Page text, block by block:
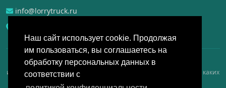
Наш сайт использует cookie. Продолжая
им пользоваться, вы соглашаетесь на
обработку персональных данных в
соответствии с
info@lorrytruck.ru
Данный интернет-сайт носит исключительно справочно-
информационный, аналитический, обзорный характер и ни при каких